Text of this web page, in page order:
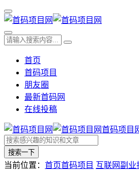
首页
首码项目
朋友圈
最新首码网
在线投稿
首码项目
搜索一下
当前位置： 首页首码项目 互联网副